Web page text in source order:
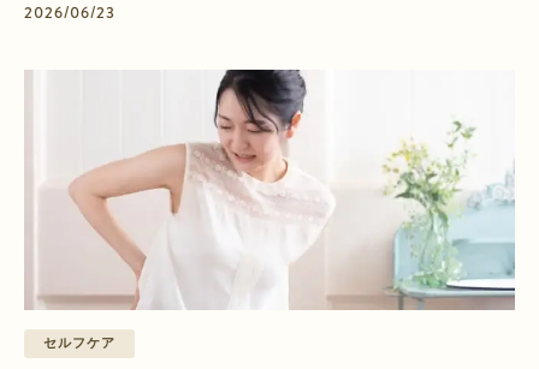
2026/06/23
セルフケア